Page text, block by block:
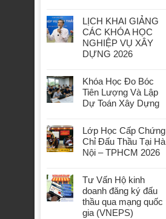
LỊCH KHAI GIẢNG
CÁC KHÓA HỌC
NGHIỆP VỤ XÂY
DỰNG 2026
Khóa Học Đo Bóc
Tiên Lượng Và Lập
Dự Toán Xây Dựng
Lớp Học Cấp Chứng
Chỉ Đấu Thầu Tại Hà
Nội – TPHCM 2026
Tư Vấn Hộ kinh
doanh đăng ký đấu
thầu qua mạng quốc
gia (VNEPS)